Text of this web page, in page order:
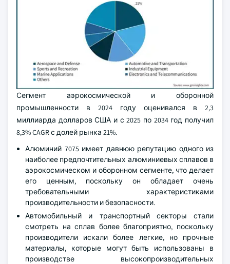
Сегмент аэрокосмической и оборонной
промышленности в 2024 году оценивался в 2,3
миллиарда долларов США и с 2025 по 2034 год получил
8,3% CAGR с долей рынка 21%.
Алюминий 7075 имеет давнюю репутацию одного из
наиболее предпочтительных алюминиевых сплавов в
аэрокосмическом и оборонном сегменте, что делает
его ценным, поскольку он обладает очень
требовательными характеристиками
производительности и безопасности.
Автомобильный и транспортный секторы стали
смотреть на сплав более благоприятно, поскольку
производители искали более легкие, но прочные
материалы, которые могут быть использованы в
производстве высокопроизводительных